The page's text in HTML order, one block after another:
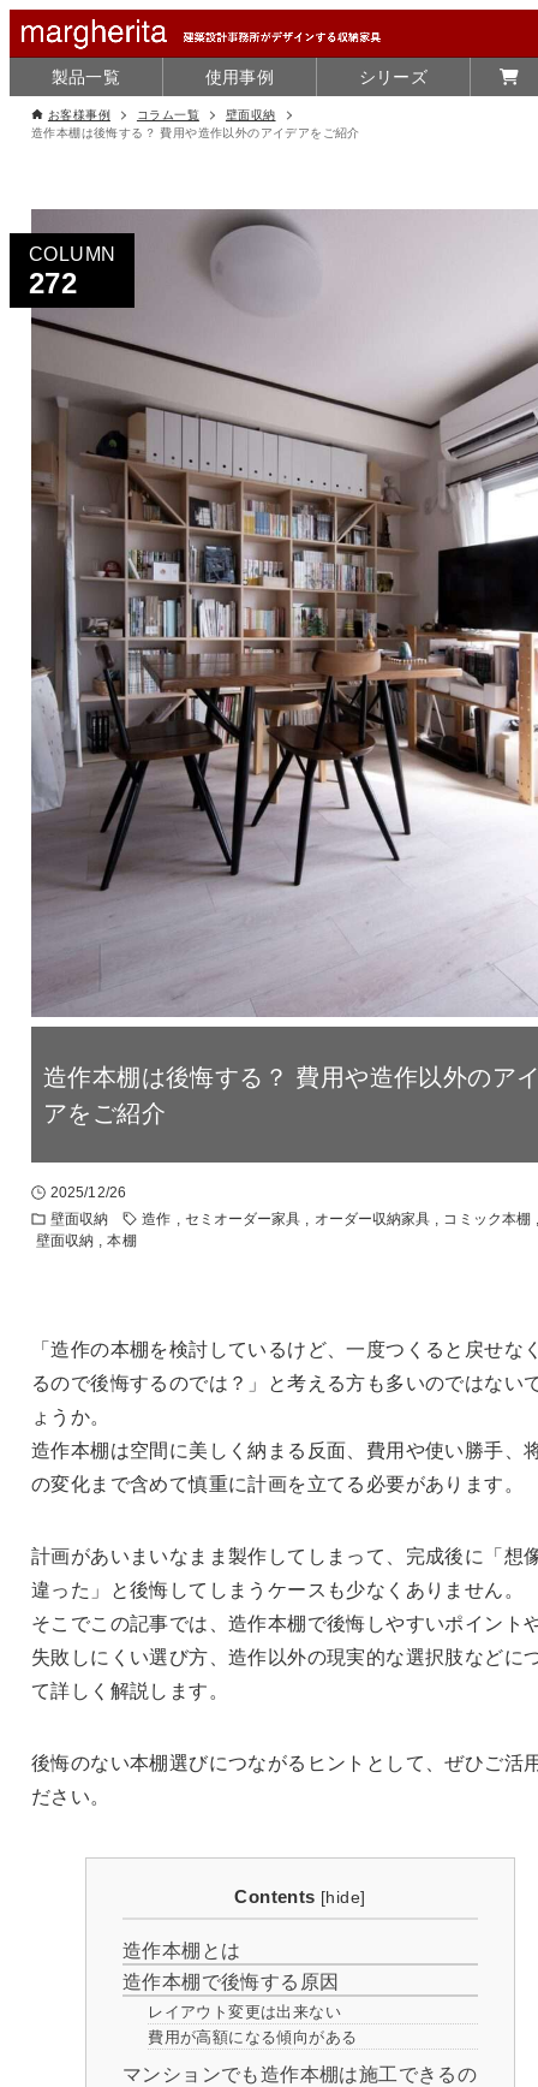
製品一覧 使用事例 シリーズ
お客様事例 コラム一覧
壁面収納
造作本棚は後悔する？ 費用や造作以外のアイデアをご紹介
COLUMN
272
造作本棚は後悔する？ 費用や造作以外のア
アをご紹介
2025/12/26
壁面収納
造作 , セミオーダー家具 , オーダー収納家具 , コミック本棚
壁面収納 , 本棚
「造作の本棚を検討しているけど、一度つくると戻せな
るので後悔するのでは？」と考える方も多いのではない
ょうか。
造作本棚は空間に美しく納まる反面、費用や使い勝手、
の変化まで含めて慎重に計画を立てる必要があります。
計画があいまいなまま製作してしまって、完成後に「想
違った」と後悔してしまうケースも少なくありません。
そこでこの記事では、造作本棚で後悔しやすいポイント
失敗しにくい選び方、造作以外の現実的な選択肢などに
て詳しく解説します。
後悔のない本棚選びにつながるヒントとして、ぜひご活
ださい。
Contents [hide]
造作本棚とは
造作本棚で後悔する原因
レイアウト変更は出来ない
費用が高額になる傾向がある
マンションでも造作本棚は施工できるの